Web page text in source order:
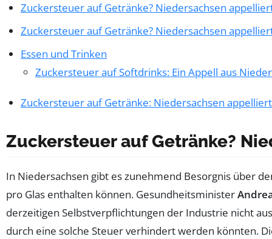
Zuckersteuer auf Getränke? Niedersachsen
Zuckersteuer auf Getränke? Niedersachsen
Essen und Trinken
Zuckersteuer auf Softdrinks: Ein Appell aus
Zuckersteuer auf Getränke: Niedersachsen
Zuckersteuer auf Getränke?
In Niedersachsen gibt es zunehmend Besorgnis über
pro Glas enthalten können. Gesundheitsminister
derzeitigen Selbstverpflichtungen der Industrie nicht
durch eine solche Steuer verhindert werden könnten.